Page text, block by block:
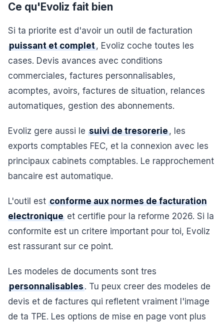
Ce qu'Evoliz fait bien
Si ta priorite est d'avoir un outil de facturation
puissant et complet, Evoliz coche toutes les
cases. Devis avances avec conditions
commerciales, factures personnalisables,
acomptes, avoirs, factures de situation, relances
automatiques, gestion des abonnements.
Evoliz gere aussi le suivi de tresorerie, les
exports comptables FEC, et la connexion avec les
principaux cabinets comptables. Le rapprochement
bancaire est automatique.
L'outil est conforme aux normes de facturation
electronique et certifie pour la reforme 2026. Si la
conformite est un critere important pour toi, Evoliz
est rassurant sur ce point.
Les modeles de documents sont tres
personnalisables. Tu peux creer des modeles de
devis et de factures qui refletent vraiment l'image
de ta TPE. Les options de mise en page vont plus